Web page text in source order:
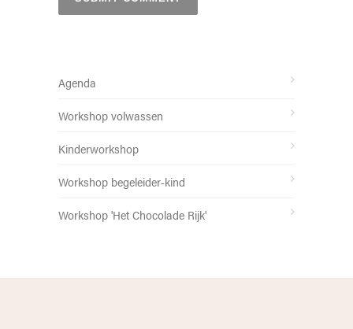
Agenda
Workshop volwassen
Kinderworkshop
Workshop begeleider-kind
Workshop 'Het Chocolade Rijk'